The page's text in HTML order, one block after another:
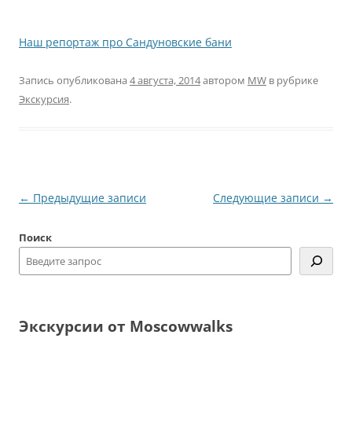
Наш репортаж про Сандуновские бани
Запись опубликована 4 августа, 2014автором MW в рубрике
Экскурсия.
Навигация
записям
← Предыдущие записи Следующие записи →
Поиск
Экскурсии от Moscowwalks